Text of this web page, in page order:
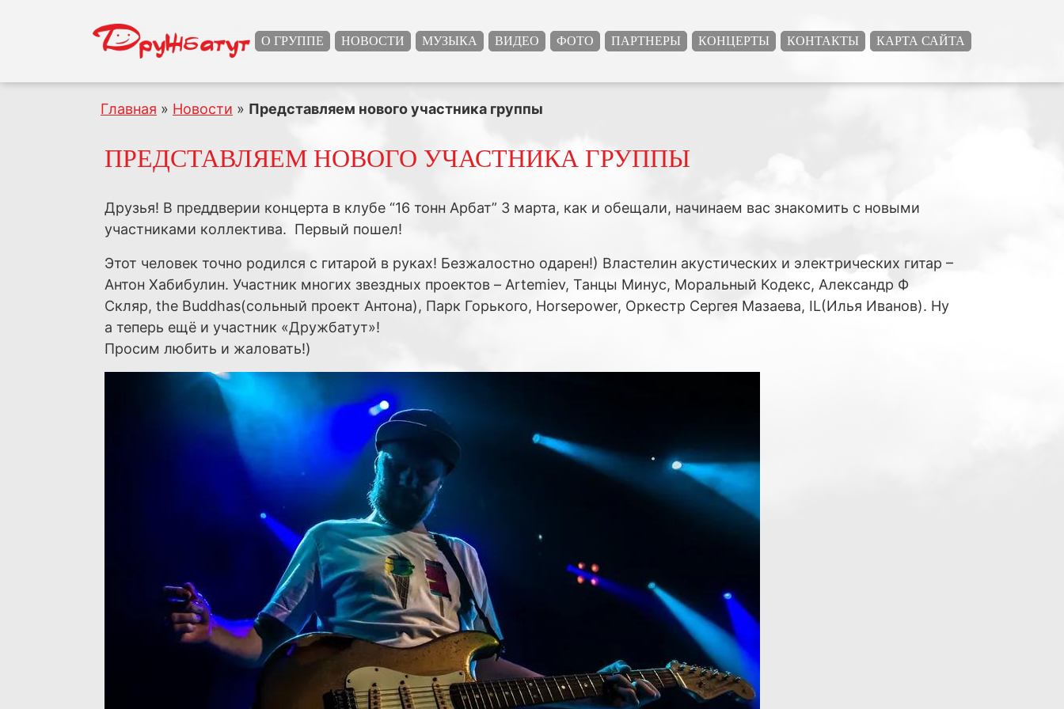
О ГРУППЕ НОВОСТИ МУЗЫКА ВИДЕО ФОТО ПАРТНЕРЫ КОНЦЕРТЫ КОНТАКТЫ КАРТА САЙТА
Главная » Новости » Представляем нового участника группы
ПРЕДСТАВЛЯЕМ НОВОГО УЧАСТНИКА ГРУППЫ
Друзья! В преддверии концерта в клубе “16 тонн Арбат” 3 марта, как и обещали, начинаем вас знакомить с новыми
участниками коллектива. Первый пошел!
Этот человек точно родился с гитарой в руках! Безжалостно одарен!) Властелин акустических и электрических гитар –
Антон Хабибулин. Участник многих звездных проектов – Artemiev, Танцы Минус, Моральный Кодекс, Александр Ф
Скляр, the Buddhas(сольный проект Антона), Парк Горького, Horsepower, Оркестр Сергея Мазаева, IL(Илья Иванов). Ну
а теперь ещё и участник «Дружбатут»!
Просим любить и жаловать!)